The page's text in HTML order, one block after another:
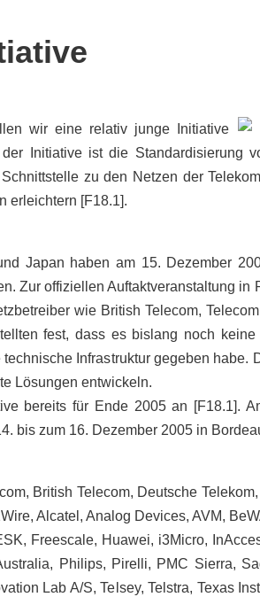
wir eine relativ junge
Initiative
Initiative ist die Standardisierung
Schnittstelle zu den Netzen der
erleichtern [F18.1].
Japan haben am 15. Dezember
Zur offiziellen Auftaktveranstaltung in
wie British Telecom,
fest, dass es bislang noch
Infrastruktur gegeben habe.
Lösungen entwickeln.
bereits für Ende 2005 an [F18.1].
bis zum 16. Dezember 2005 in
British Telecom, Deutsche
Alcatel, Analog Devices, AVM,
Freescale, Huawei, i3Micro,
Philips, Pirelli, PMC Sierra,
Lab A/S, Telsey, Telstra, Texas